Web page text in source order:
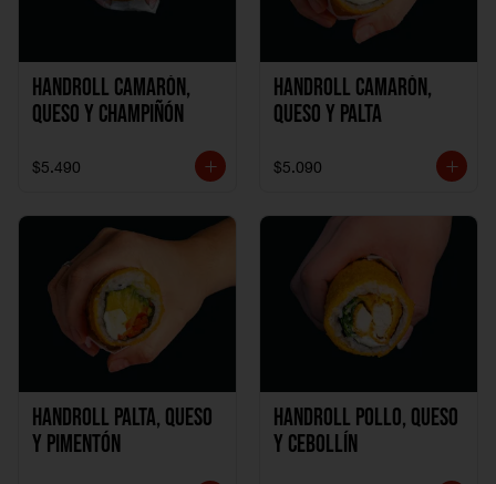
Handroll Camarón,
Queso y Champiñón
$5.490
Handroll Camarón,
Queso y Palta
$5.090
Handroll Palta, Queso
y Pimentón
Handroll Pollo, Queso
y Cebollín